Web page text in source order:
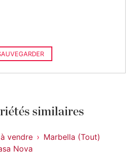
similaires
vendre
Marbella (Tout)
Nova